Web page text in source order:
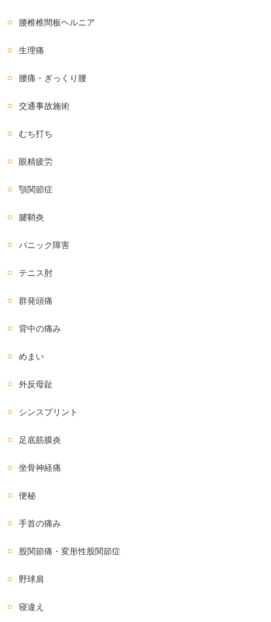
腰椎椎間板ヘルニア
生理痛
腰痛・ぎっくり腰
交通事故施術
むち打ち
眼精疲労
顎関節症
腱鞘炎
パニック障害
テニス肘
群発頭痛
背中の痛み
めまい
外反母趾
シンスプリント
足底筋膜炎
坐骨神経痛
便秘
手首の痛み
股関節痛・変形性股関節症
野球肩
寝違え